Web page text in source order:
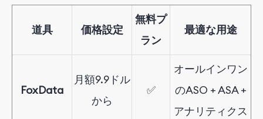
道具 価格設定
無料プ
ラン
最適な用途
FoxData
月額9.9ドル
から
✅
オールインワン
のASO + ASA +
アナリティクス